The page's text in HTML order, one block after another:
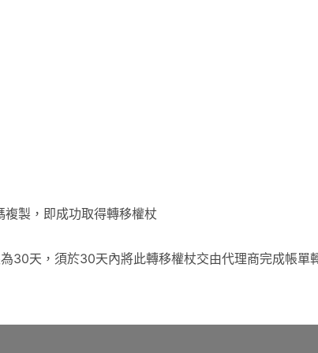
製，即成功取得轉移權杖
30天，須於30天內將此轉移權杖交由代理商完成帳單